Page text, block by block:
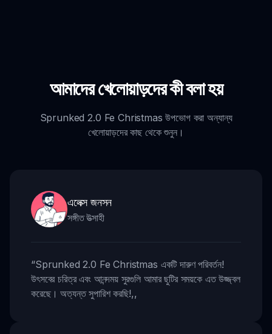
আমাদের খেলোয়াড়দের কী বলা হয়
Sprunked 2.0 Fe Christmas উপভোগ করা অন্যান্য
খেলোয়াড়দের কাছ থেকে শুনুন।
এলেক্স জনসন
সঙ্গীত উত্সাহী
“Sprunked 2.0 Fe Christmas একটি দারুণ পরিবর্তন!
উৎসবের চরিত্র এবং আনন্দময় সুরগুলি আমার ছুটির সময়কে এত উজ্জ্বল
করেছে। অত্যন্ত সুপারিশ করছি!,,